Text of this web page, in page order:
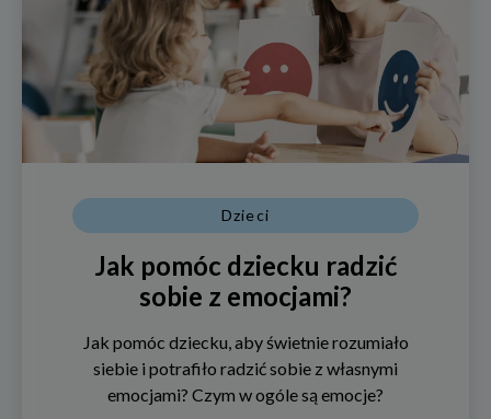
Dzieci
Jak pomóc dziecku radzić
sobie z emocjami?
Jak pomóc dziecku, aby świetnie rozumiało
siebie i potrafiło radzić sobie z własnymi
emocjami? Czym w ogóle są emocje?